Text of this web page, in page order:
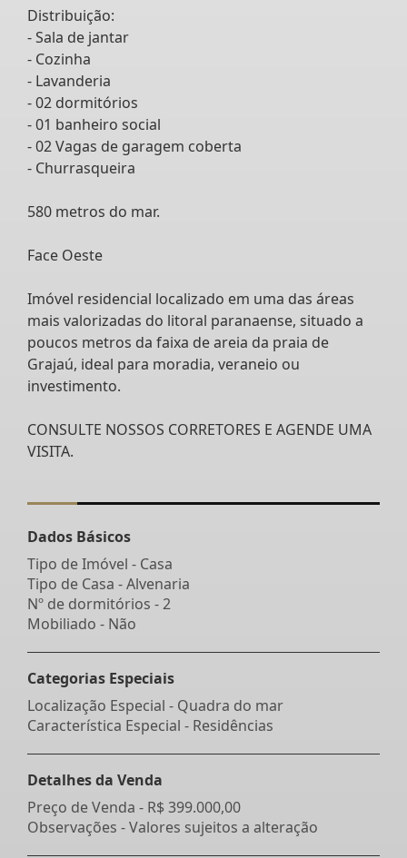
Distribuição:
- Sala de jantar
- Cozinha
- Lavanderia
- 02 dormitórios
- 01 banheiro social
- 02 Vagas de garagem coberta
- Churrasqueira
580 metros do mar.
Face Oeste
Imóvel residencial localizado em uma das áreas
mais valorizadas do litoral paranaense, situado a
poucos metros da faixa de areia da praia de
Grajaú, ideal para moradia, veraneio ou
investimento.
CONSULTE NOSSOS CORRETORES E AGENDE UMA
VISITA.
Dados Básicos
Tipo de Imóvel - Casa
Tipo de Casa - Alvenaria
Nº de dormitórios - 2
Mobiliado - Não
Categorias Especiais
Localização Especial - Quadra do mar
Característica Especial - Residências
Detalhes da Venda
Preço de Venda - R$ 399.000,00
Observações - Valores sujeitos a alteração